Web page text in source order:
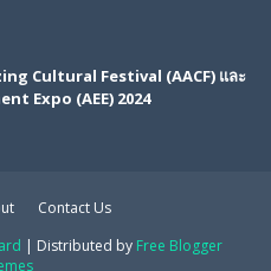
Cultural Festival (AACF) และ
Expo (AEE) 2024
Contact Us
| Distributed by Free Blogger